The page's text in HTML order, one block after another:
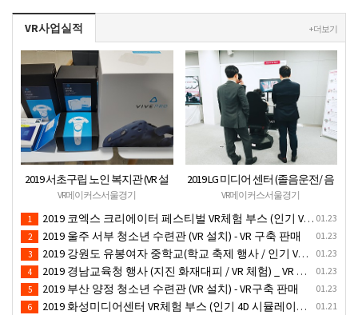
VR사업실적 + 더보기
2019 서초구립 노인 복지관 (VR 설
치) - VR 구축 판매
VR메이커스서울경기
2019 LG 미디어 센터 (졸음운전/ 음
주운전 체험 행사) VR 체험 - VR 렌탈
대여 행사
VR메이커스서울경기
01.23
1 2019 코엑스 크리에이터 페스티벌 VR체험 부스 (인기 VR 체험) - VR렌탈대여 행사
01.23
2 2019 울주 서부 청소년 수련관 (VR 설치) - VR 구축 판매
01.23
3 2019 강원도 유봉여자 중학교(학교 축제 행사 / 인기 VR 컨텐츠 ) - VR렌탈대여 행사
01.23
4 2019 경남교육청 행사 (지진 화재대피 / VR 체험) _ VR 렌탈대여행사
01.23
5 2019 부산 양정 청소년 수련관 (VR 설치) - VR구축 판매
01.21
6 2019 화성미디어센터 VR체험 부스 (인기 4D 시뮬레이터 체험)- VR렌탈